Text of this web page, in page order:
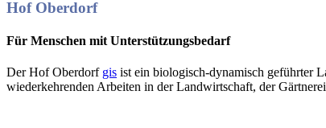
Hof Oberdorf
Für Menschen mit Unterstützungsbedarf
Der Hof Oberdorf gis ist ein biologisch-dynamisch geführter
wiederkehrenden Arbeiten in der Landwirtschaft, der